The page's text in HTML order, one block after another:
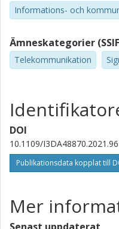
Informations- och
Ämneskategorier
Telekommunikation
DOI
10.1109/
Publikationsdata kopplat till
Mer
Senast uppdaterat